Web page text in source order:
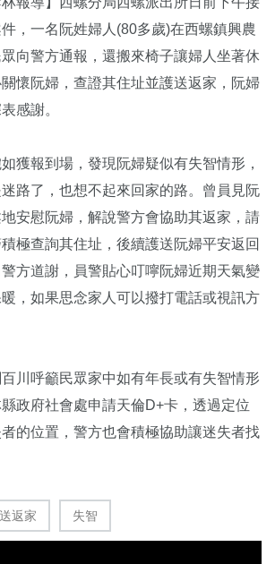
，一名阮姓婦人(80多歲)在西螺鎮興農
向警方通報，還搬來椅子讓婦人坐著休
懷阮婦，查證其住址並護送返家，阮婦
感謝。
獲報到場，發現阮婦疑似有失智情形，
路了，也想不起來回家的路。曾員見阮
安慰阮婦，解說警方會協助其返家，請
極查詢其住址，後續護送阮婦平安返回
方道謝，員警貼心叮嚀阮婦近期天氣變
，如果思念家人可以撥打電話或視訊方
川呼籲民眾家中如有年長或有失智情形
政府社會處申請天倫D+卡，透過定位
的位置，警方也會積極協助讓迷失者找
返家 失智